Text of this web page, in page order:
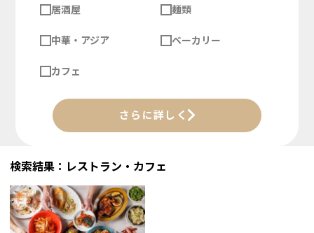
居酒屋 麺類
中華・アジア ベーカリー
カフェ
さらに詳しく
検索結果：レストラン・カフェ